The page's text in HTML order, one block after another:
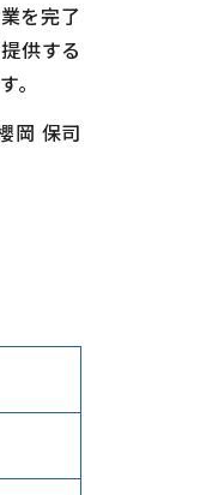
を完了
供する
。
岡 保司